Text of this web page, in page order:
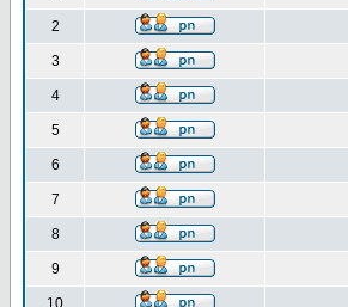
2
3
4
5
6
7
8
9
10